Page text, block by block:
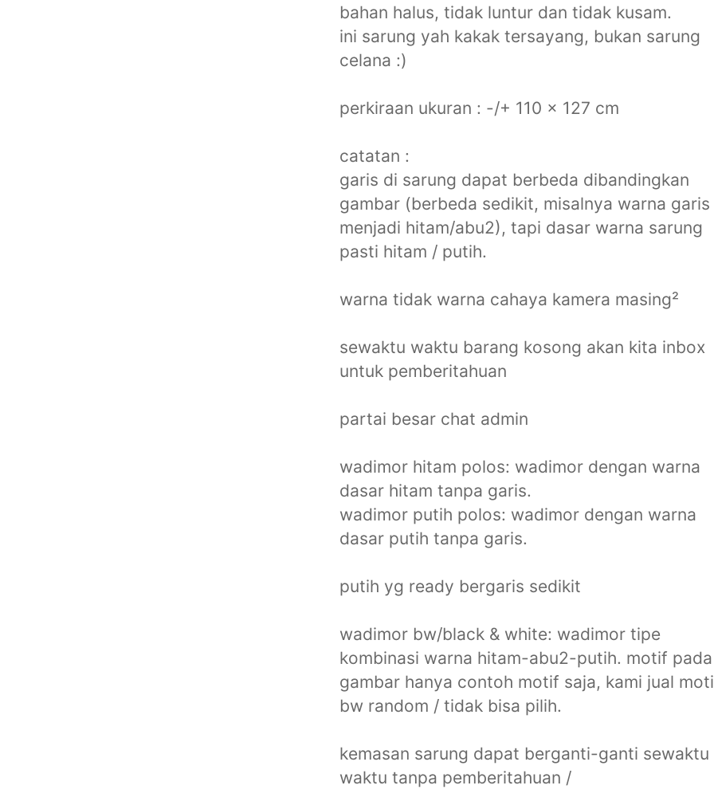
bahan halus, tidak luntur dan tidak kusam.
ini sarung yah kakak tersayang, bukan sarung
celana :)
perkiraan ukuran : -/+ 110 x 127 cm
catatan :
garis di sarung dapat berbeda dibandingkan
gambar (berbeda sedikit, misalnya warna garis
menjadi hitam/abu2), tapi dasar warna sarung
pasti hitam / putih.
warna tidak warna cahaya kamera masing²
sewaktu waktu barang kosong akan kita inbox
untuk pemberitahuan
partai besar chat admin
wadimor hitam polos: wadimor dengan warna
dasar hitam tanpa garis.
wadimor putih polos: wadimor dengan warna
dasar putih tanpa garis.
putih yg ready bergaris sedikit
wadimor bw/black & white: wadimor tipe
kombinasi warna hitam-abu2-putih. motif pada
gambar hanya contoh motif saja, kami jual
bw random / tidak bisa pilih.
kemasan sarung dapat berganti-ganti sewaktu
waktu tanpa pemberitahuan /